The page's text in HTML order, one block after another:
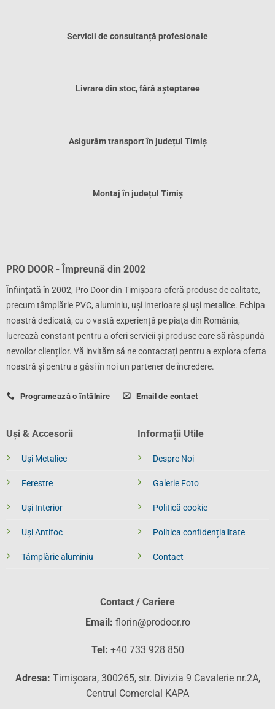
Servicii de consultanță profesionale
Livrare din stoc, fără așteptaree
Asigurăm transport în județul Timiș
Montaj în județul Timiș
PRO DOOR - Împreună din 2002
Înființată în 2002, Pro Door din Timișoara oferă produse de calitate,
precum tâmplărie PVC, aluminiu, uși interioare și uși metalice. Echipa
noastră dedicată, cu o vastă experiență pe piața din România,
lucrează constant pentru a oferi servicii și produse care să răspundă
nevoilor clienților. Vă invităm să ne contactați pentru a explora oferta
noastră și pentru a găsi în noi un partener de încredere.
Programează o întâlnire Email de contact
Uși & Accesorii
Uși Metalice
Ferestre
Uși Interior
Uși Antifoc
Tâmplărie aluminiu
Informații Utile
Despre Noi
Galerie Foto
Politică cookie
Politica confidențialitate
Contact
Contact / Cariere
Email: florin@prodoor.ro
Tel: +40 733 928 850
Adresa: Timișoara, 300265, str. Divizia 9 Cavalerie nr.2A,
Centrul Comercial KAPA